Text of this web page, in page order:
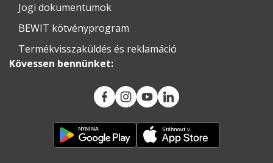
Jogi dokumentumok
BEWIT kötvényprogram
Termékvisszaküldés és reklamáció
Kövessen bennünket: